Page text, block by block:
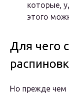
которые,
этого
Для чего
Но прежде чем